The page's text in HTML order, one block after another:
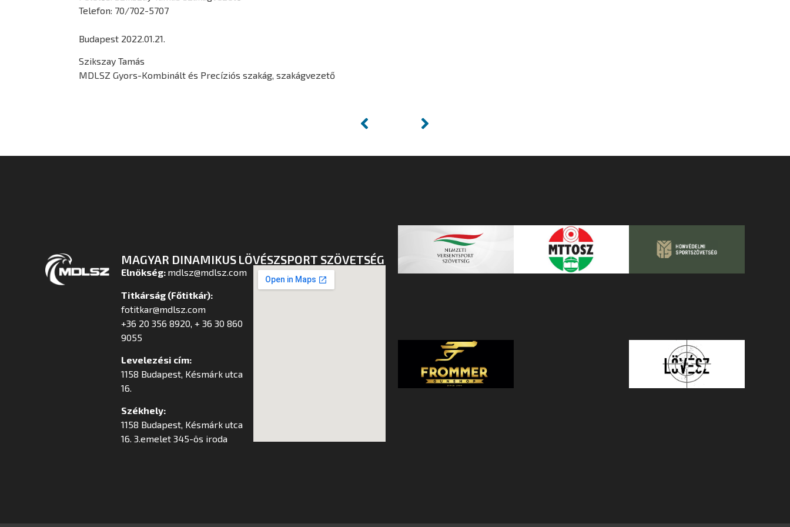
Telefon: 70/702-5707
Budapest 2022.01.21.
Szikszay Tamás
MDLSZ Gyors-Kombinált és Precíziós szakág, szakágvezető
MAGYAR DINAMIKUS LÖVÉSZSPORT SZÖVETSÉG
Elnökség: mdlsz@mdlsz.com
Titkárság (Főtitkár):
fotitkar@mdlsz.com
+36 20 356 8920, + 36 30 860
9055
Levelezési cím:
1158 Budapest, Késmárk utca
16.
Székhely:
1158 Budapest, Késmárk utca
16. 3.emelet 345-ös iroda